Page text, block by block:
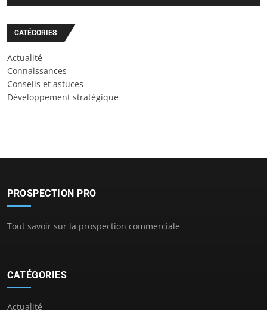
CATÉGORIES
Actualité
Connaissances
Conseils et astuces
Développement stratégique
PROSPECTION PRO
Tout savoir sur la prospection commerciale
CATÉGORIES
Actualité